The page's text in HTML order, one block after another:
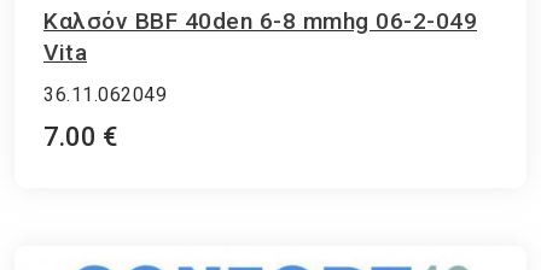
Καλσόν BBF 40den 6-8 mmhg 06-2-049
Vita
36.11.062049
7.00 €